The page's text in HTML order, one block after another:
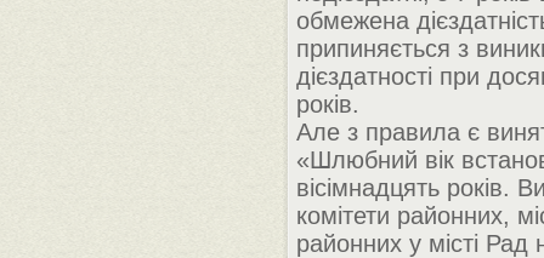
обмежена
припиняється з
дієздатності при
років.
Але з правила є
«Шлюбний вік
вісімнадцять років.
комітети районних,
районних у місті Рад